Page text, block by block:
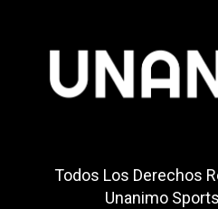
Todos Los Derechos
Unanimo